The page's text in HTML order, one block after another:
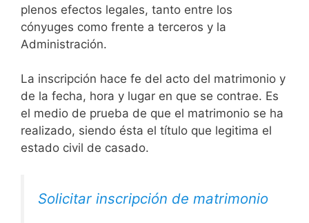
plenos efectos legales, tanto entre los
cónyuges como frente a terceros y la
Administración.
La inscripción hace fe del acto del matrimonio y
de la fecha, hora y lugar en que se contrae. Es
el medio de prueba de que el matrimonio se ha
realizado, siendo ésta el título que legitima el
estado civil de casado.
Solicitar inscripción de matrimonio